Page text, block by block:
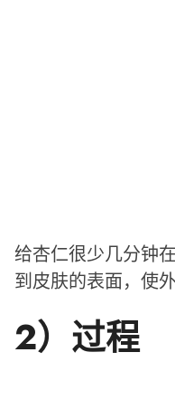
给杏仁很少几分钟
到皮肤的表面，使
2）过程